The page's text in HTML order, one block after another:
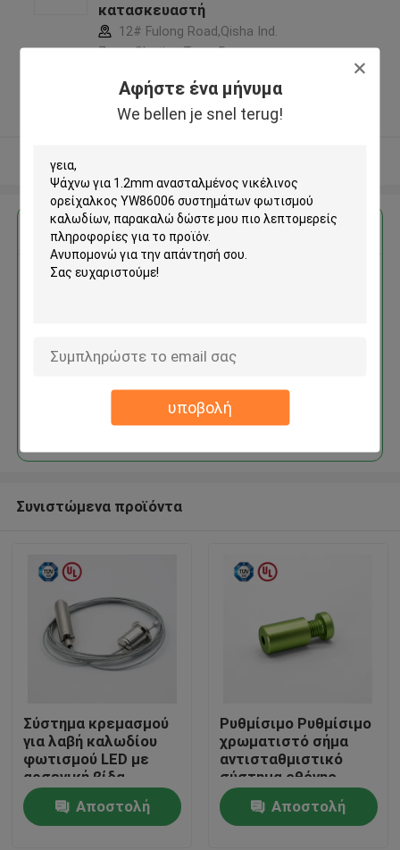
Αφήστε ένα μήνυμα
We bellen je snel terug!
υποβολή
Σπίτι
Προϊόντα
κατασκευαστή
12# Fulong Road,Qisha Ind.
Zone, Shatian Town,Dongguan,
5.0
Ελεγχμένος προμηθευτής
Αποκτήστε την καλύτερη τιμή για
1.2mm ανασταλμένος
Να συνεχίσει
Συνιστώμενα προϊόντα
Σύστημα κρεμασμού
για λαβή καλωδίου
φωτισμού LED με
αρσενική βίδα
Αποστολή
Ρυθμίσιμο Ρυθμίσιμο
χρωματιστό σήμα
αντισταθμιστικό
σύστημα οθόνης
οθόνης LED
Αποστολή